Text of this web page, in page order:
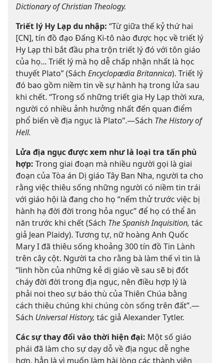
Dictionary of Christian Theology.
Triết lý Hy Lạp du nhập: “Từ giữa thế kỷ thứ hai
[CN], tín đồ đạo Đấng Ki-tô nào được học về triết lý
Hy Lạp thì bắt đầu pha trộn triết lý đó với tôn giáo
của họ... Triết lý mà họ dễ chấp nhận nhất là học
thuyết Plato” (Sách Encyclopædia Britannica). Triết lý
đó bao gồm niềm tin về sự hành hạ trong lửa sau
khi chết. “Trong số những triết gia Hy Lạp thời xưa,
người có nhiều ảnh hưởng nhất đến quan điểm
phổ biến về địa ngục là Plato”.—Sách The History of
Hell.
Lửa địa ngục được xem như là loại tra tấn phù
hợp: Trong giai đoạn mà nhiều người gọi là giai
đoạn của Tòa án Dị giáo Tây Ban Nha, người ta cho
rằng việc thiêu sống những người có niềm tin trái
với giáo hội là đang cho họ “nếm thử trước việc bị
hành hạ đời đời trong hỏa ngục” để họ có thể ăn
năn trước khi chết (Sách The Spanish Inquisition, tác
giả Jean Plaidy). Tương tự, nữ hoàng Anh Quốc
Mary I đã thiêu sống khoảng 300 tín đồ Tin Lành
trên cây cột. Người ta cho rằng bà làm thế vì tin là
“linh hồn của những kẻ dị giáo về sau sẽ bị đốt
cháy đời đời trong địa ngục, nên điều hợp lý là
phải noi theo sự báo thù của Thiên Chúa bằng
cách thiêu chúng khi chúng còn sống trên đất”.—
Sách Universal History, tác giả Alexander Tytler.
Các sự thay đổi vào thời hiện đại: Một số giáo
phái đã làm cho sự dạy dỗ về địa ngục dễ nghe
hơn, hẳn là vì muốn làm hài lòng các thành viên